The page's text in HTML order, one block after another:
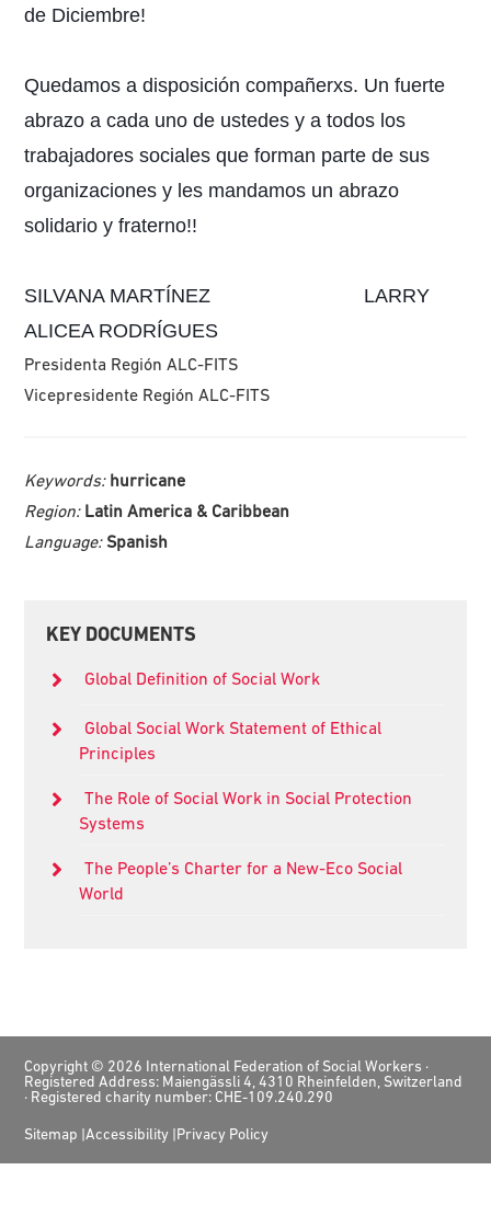
de Diciembre!
Quedamos a disposición compañerxs. Un fuerte
abrazo a cada uno de ustedes y a todos los
trabajadores sociales que forman parte de sus
organizaciones y les mandamos un abrazo
solidario y fraterno!!
SILVANA MARTÍNEZ LARRY
ALICEA RODRÍGUES
Presidenta Región ALC-FITS
Vicepresidente Región ALC-FITS
Keywords: hurricane
Region: Latin America & Caribbean
Language: Spanish
Primary
KEY DOCUMENTS
Global Definition of Social Work
Global Social Work Statement of Ethical
Principles
The Role of Social Work in Social Protection
Systems
The People’s Charter for a New-Eco Social
World
Footer
Copyright © 2026 International Federation of Social Workers ·
Registered Address: Maiengässli 4, 4310 Rheinfelden, Switzerland
· Registered charity number: CHE-109.240.290
Sitemap Accessibility Privacy Policy